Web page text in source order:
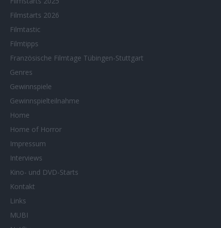
Filmstarts 2026
Filmtastic
Filmtipps
Französische Filmtage Tübingen-Stuttgart
Genres
Gewinnspiele
Gewinnspielteilnahme
Home
Home of Horror
Impressum
Interviews
Kino- und DVD-Starts
Kontakt
Links
MUBI